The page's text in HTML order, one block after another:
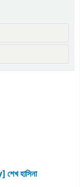
হাসিনা